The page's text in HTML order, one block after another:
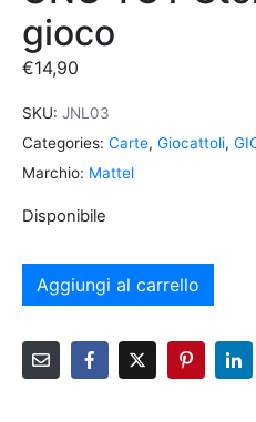
gioco
€14,90
SKU: JNL03
Categories: Carte, Giocattoli,
Marchio: Mattel
Disponibile
Aggiungi al carrello